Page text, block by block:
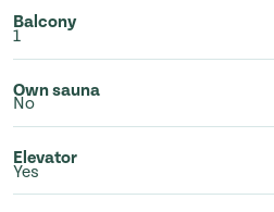
Balcony
1
Own sauna
No
Elevator
Yes